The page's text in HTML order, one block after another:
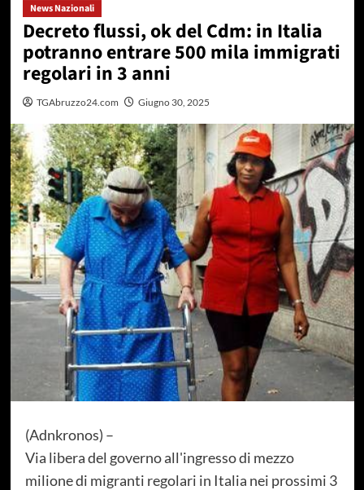
News Nazionali
Decreto flussi, ok del Cdm: in Italia
potranno entrare 500 mila immigrati
regolari in 3 anni
TGAbruzzo24.com Giugno 30, 2025
(Adnkronos) –
Via libera del governo all'ingresso di mezzo
milione di migranti regolari in Italia nei prossimi 3